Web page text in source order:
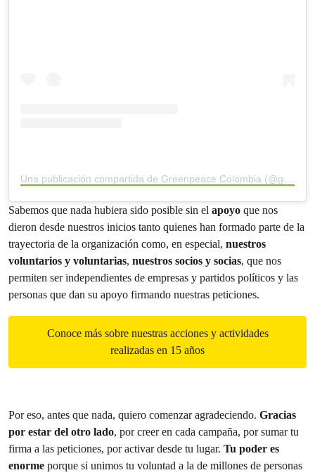
Sabemos que nada hubiera sido posible sin el apoyo que nos
dieron desde nuestros inicios tanto quienes han formado parte de la
trayectoria de la organización como, en especial, nuestros
voluntarios y voluntarias, nuestros socios y socias, que nos
permiten ser independientes de empresas y partidos políticos y las
personas que dan su apoyo firmando nuestras peticiones.
Conoce más sobre nuestras acciones y actividades
realizadas en 15 años
Por eso, antes que nada, quiero comenzar agradeciendo. Gracias
por estar del otro lado, por creer en cada campaña, por sumar tu
firma a las peticiones, por activar desde tu lugar. Tu poder es
enorme porque si unimos tu voluntad a la de millones de personas